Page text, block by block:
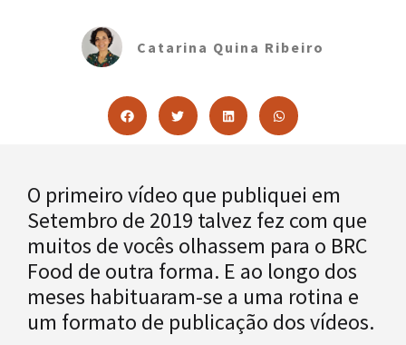
Catarina Quina Ribeiro
O primeiro vídeo que publiquei em
Setembro de 2019 talvez fez com que
muitos de vocês olhassem para o BRC
Food de outra forma. E ao longo dos
meses habituaram-se a uma rotina e
um formato de publicação dos vídeos.